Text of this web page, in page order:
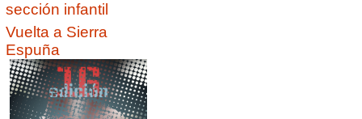
sección infantil
Vuelta a Sierra
Espuña